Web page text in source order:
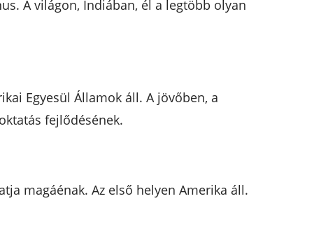
A világon, Indiában, él a legtöbb olyan
Egyesül Államok áll. A jövőben, a
fejlődésének.
magáénak. Az első helyen Amerika áll.